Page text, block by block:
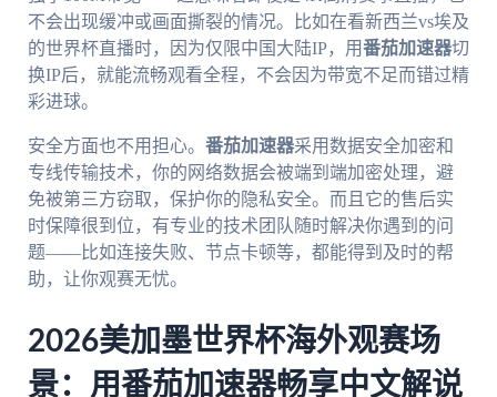
不会出现缓冲或画面撕裂的情况。比如在看新西兰vs埃及
的世界杯直播时，因为仅限中国大陆IP，用番茄加速器切
换IP后，就能流畅观看全程，不会因为带宽不足而错过精
彩进球。
安全方面也不用担心。 番茄加速器采用数据安全加密和
专线传输技术，你的网络数据会被端到端加密处理，避
免被第三方窃取，保护你的隐私安全。而且它的售后实
时保障很到位，有专业的技术团队随时解决你遇到的问
题——比如连接失败、节点卡顿等，都能得到及时的帮
助，让你观赛无忧。
2026美加墨世界杯海外观赛场
景：用番茄加速器畅享中文解说